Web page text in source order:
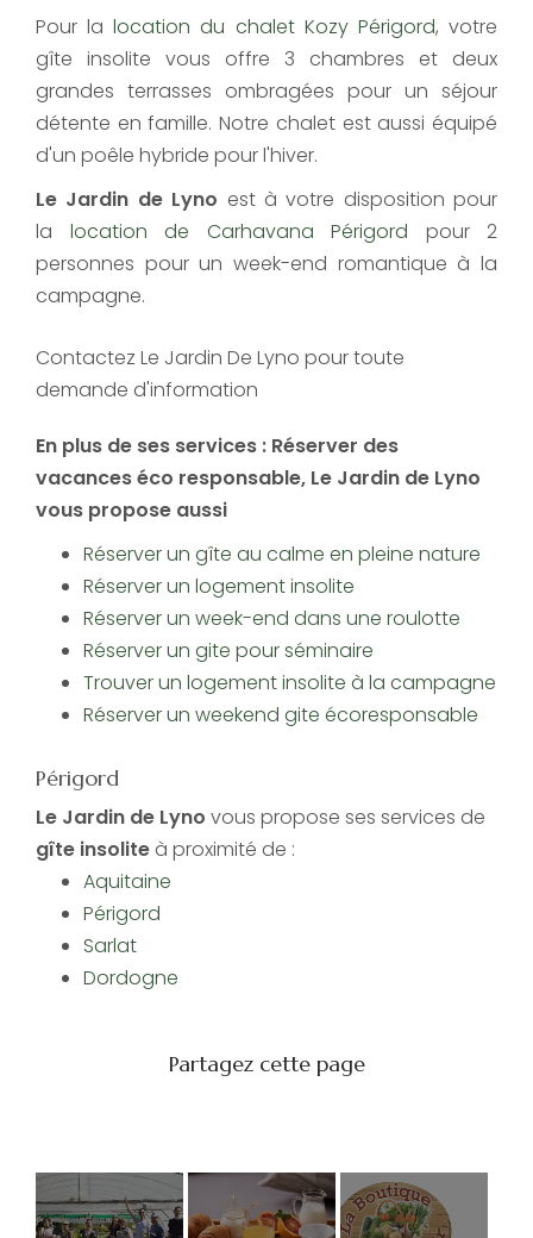
Pour lalocation du chalet Kozy Périgord, votre
gîte insolite vous offre 3 chambres et deux
grandes terrasses ombragées pour un séjour
détente en famille. Notre chalet est aussi équipé
d'un poêle hybride pour l'hiver.
Le Jardin de Lyno​ est à votre disposition pour
la location de Carhavana Périgord pour 2
personnes pour un week-end romantique à la
campagne.
Contactez Le Jardin De Lyno pour toute
demande d'information
En plus de ses services : Réserver des
vacances éco responsable, Le Jardin de Lyno
vous propose aussi
Réserver un gîte au calme en pleine nature
Réserver un logement insolite
Réserver un week-end dans une roulotte
Réserver un gite pour séminaire
Trouver un logement insolite à la campagne
Réserver un weekend gite écoresponsable
Périgord
Le Jardin de Lyno vous propose ses services de
gîte insolite à proximité de :
Aquitaine
Périgord
Sarlat
Dordogne